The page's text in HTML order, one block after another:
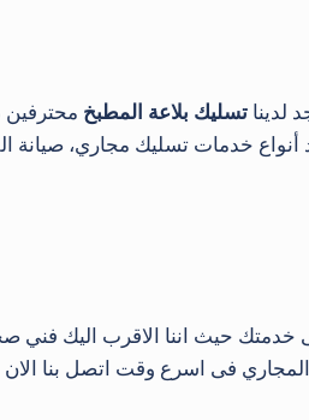
تسليك بلاعة المطبخ محترفين
خدمات تسليك مجاري، صيانة
حيث اننا الاقرب اليك فني
فى اسرع وقت اتصل بنا الان نصل